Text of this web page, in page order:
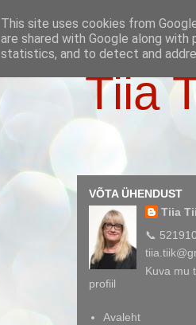
Tiia
VÕTA ÜHENDUST
Tiia
📞
Kuva mu
profiil
Avaleht
This site uses cookies from
are shared with Google along
statistics, and to detect and